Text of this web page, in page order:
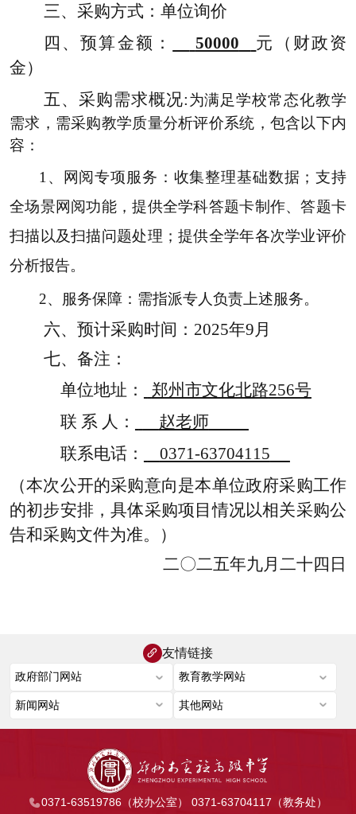
三、 采购方式： 单位询价
四、预算金额： 50000 元 （ 财政资
金）
五、 采购需求概况:为满足学校常态化教学
需求，需采购教学质量分析评价系统，包含以下内
容：
1、网阅专项服务：收集整理基础数据；支持
全场景网阅功能，提供全学科答题卡制作、答题卡
扫描以及扫描问题处理；提供全学年各次学业评价
分析报告。
2、服务保障：需指派专人负责上述服务。
六、 预计采购时间： 2025年9月
七、备注：
单位地址： 郑州市文化北路256号
联 系 人：
赵老师
联系电话：
0371-63704115
（本次公开的采购意向是本单位政府采购工作
的初步安排，具体采购项目情况以相关采购公
告和采购文件为准。）
二〇二五年九月二十四 日
友情链接
0371-63519786（校办公室） 0371-63704117（教务处）